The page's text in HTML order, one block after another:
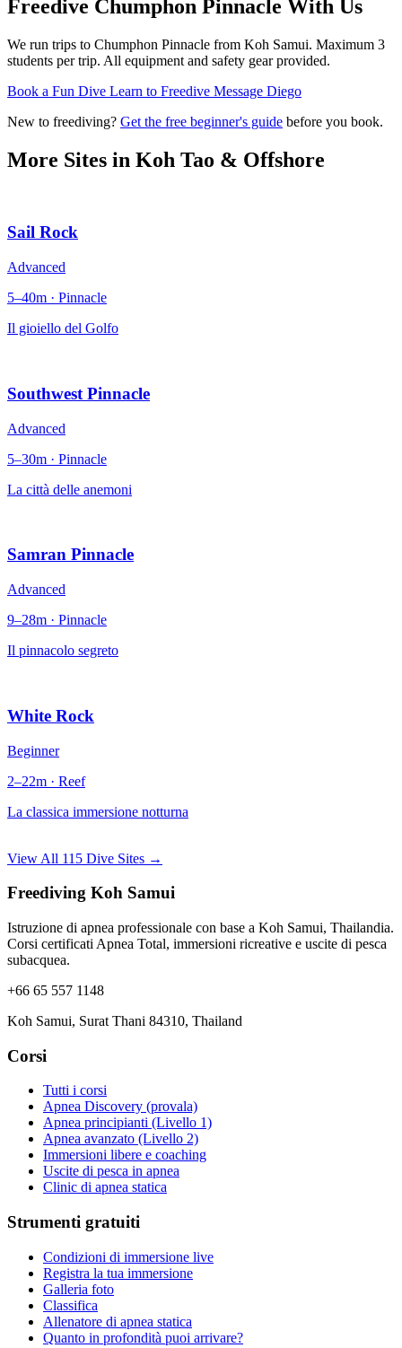
Freedive Chumphon Pinnacle With Us
We run trips to Chumphon Pinnacle from Koh Samui. Maximum 3
students per trip. All equipment and safety gear provided.
Book a Fun Dive Learn to Freedive Message Diego
New to freediving? Get the free beginner's guide before you book.
More Sites in Koh Tao & Offshore
Sail Rock
Advanced
5–40m · Pinnacle
Il gioiello del Golfo
Southwest Pinnacle
Advanced
5–30m · Pinnacle
La città delle anemoni
Samran Pinnacle
Advanced
9–28m · Pinnacle
Il pinnacolo segreto
White Rock
Beginner
2–22m · Reef
La classica immersione notturna
View All 115 Dive Sites →
Freediving Koh Samui
Istruzione di apnea professionale con base a Koh Samui, Thailandia.
Corsi certificati Apnea Total, immersioni ricreative e uscite di pesca
subacquea.
+66 65 557 1148
Koh Samui, Surat Thani 84310, Thailand
Corsi
Tutti i corsi
Apnea Discovery (provala)
Apnea principianti (Livello 1)
Apnea avanzato (Livello 2)
Immersioni libere e coaching
Uscite di pesca in apnea
Clinic di apnea statica
Strumenti gratuiti
Condizioni di immersione live
Registra la tua immersione
Galleria foto
Classifica
Allenatore di apnea statica
Quanto in profondità puoi arrivare?